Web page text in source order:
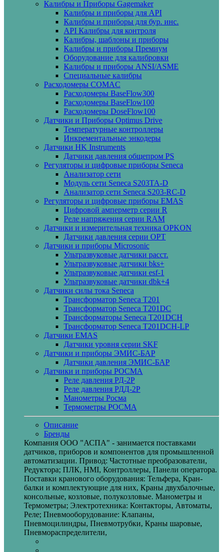
Калибры и Приборы Gagemaker
Калибры и приборы для API
Калибры и приборы для бур. инс.
API Калибры для контроля
Калибры, шаблоны и приборы
Калибры и приборы Премиум
Оборудование для калибровки
Калибры и приборы ANSI/ASME
Специальные калибры
Расходомеры COMAC
Расходомеры BaseFlow300
Расходомеры BaseFlow100
Расходомеры DoseFlow100
Датчики и Приборы Optimus Drive
Температурные контроллеры
Инкрементальные энкодеры
Датчики HK Instruments
Датчики давления общепром PS
Регуляторы и цифровые приборы Seneca
Анализатор сети
Модуль сети Seneca S203TA-D
Анализатор сети Seneca S203-RC-D
Регуляторы и цифровые приборы EMAS
Цифровой амперметр серии R
Реле напряжения серии RAM
Датчики и измерительная техника OPKON
Датчики давления серии OPT
Датчики и приборы Microsonic
Ультразвуковые датчики расст.
Ультразвуковые датчики bks+
Ультразвуковые датчики esf-1
Ультразвуковые датчики dbk+4
Датчики силы тока Seneca
Трансформатор Seneca T201
Трансформатор Seneca T201DC
Трансформаторы Seneca T201DCH
Трансформатор Seneca T201DCH-LP
Датчики EMAS
Датчики уровня серии SKF
Датчики и приборы ЭМИС-БАР
Датчики давления ЭМИС-БАР
Датчики и приборы РОСМА
Реле давления РД-2Р
Реле давления РДД-2Р
Манометры Росма
Термометры РОСМА
Описание
Бренды
Компания ООО "АСПА" - занимается поставками
датчиков, приборов и компонентов для промышленной
автоматизации. Привод: Частотные преобразователи,
Редуктора; ПЛК, HMI, Контроллеры, Панели оператора.
Поставки кранового оборудования: Тельфера, Кран-
балки и комплектующие для них, Краны двухбалочные,
консольные, козловые, полукозловые. Манометры и
Термометры; Электротехника: Контакторы, Автоматы,
Реле; Пневмооборудование: Клапаны,
Пневмоцилиндры, Пневмотрубки, Краны шаровые,
Пневмораспределители,